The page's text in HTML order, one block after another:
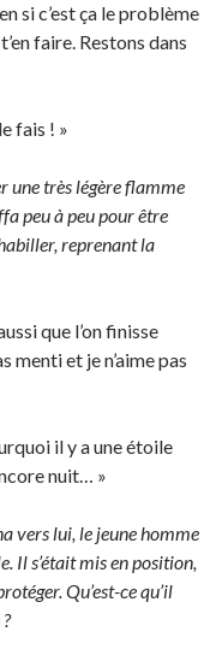
si c’est ça le problème
faire. Restons dans
fais ! »
une très légère flamme
peu à peu pour être
reprenant la
que l’on finisse
menti et je n’aime pas
il y a une étoile
nuit… »
vers lui, le jeune homme
Il s’était mis en position,
Qu’est-ce qu’il